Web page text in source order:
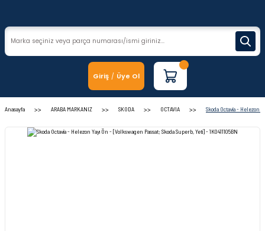
Giriş / Üye Ol
Anasayfa ARABA MARKANIZ SKODA OCTAVIA Skoda Octavia - Helezon